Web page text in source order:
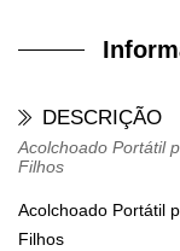
DESCRIÇÃO
Acolchoado Portátil
Filhos
Acolchoado Portátil
Filhos